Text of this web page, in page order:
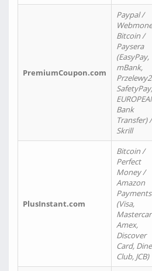
PremiumCoupon.com
Paypal /
Bitcoin /
Paysera
(EasyPay,
mBank,
SafetyPay,
Bank
Transfer) /
Skrill
PlusInstant.com
Bitcoin /
Perfect
Money /
Amazon
Payments
(Visa,
Amex,
Discover
Card,
Club, JCB)